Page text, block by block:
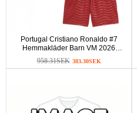
Portugal Cristiano Ronaldo #7
Hemmakläder Barn VM 2026
Kortärmad (+ Korta byxor)
958.31SEK 383.30SEK